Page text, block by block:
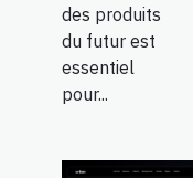
des produits
du futur est
essentiel
pour...